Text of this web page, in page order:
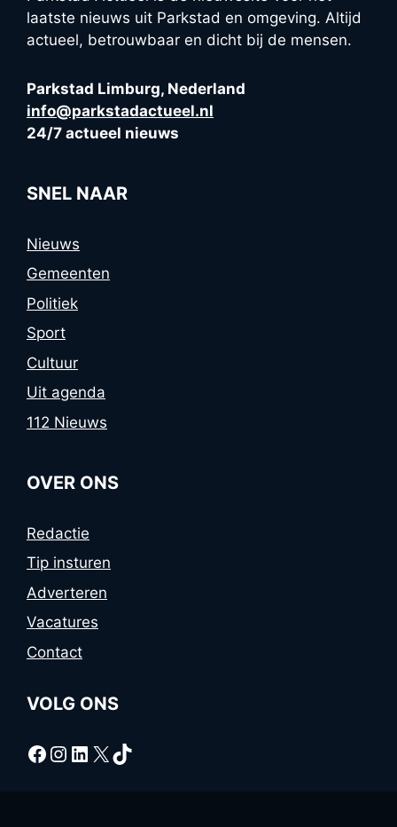
laatste nieuws uit Parkstad en omgeving. Altijd
actueel, betrouwbaar en dicht bij de mensen.
Parkstad Limburg, Nederland
info@parkstadactueel.nl
24/7 actueel nieuws
SNEL NAAR
Nieuws
Gemeenten
Politiek
Sport
Cultuur
Uit agenda
112 Nieuws
OVER ONS
Redactie
Tip insturen
Adverteren
Vacatures
Contact
VOLG ONS
Facebook
Instagram
LinkedIn
X TikTok